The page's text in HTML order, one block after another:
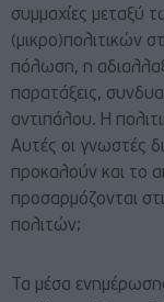
συμμαχίες μεταξύ
(μικρο)πολιτικών
πόλωση, η
παρατάξεις,
αντιπάλου. Η
Αυτές οι γνωστές
προκαλούν και το
προσαρμόζονται
πολιτών;
Τα μέσα